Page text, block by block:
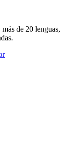
de 20 lenguas,